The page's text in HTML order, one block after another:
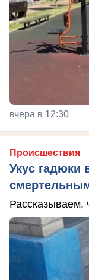
вчера в 12:30
Происшествия
Укус гадюки
Рассказываем,